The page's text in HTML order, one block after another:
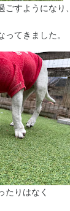
すようになり、
ってきました。
たりはなく